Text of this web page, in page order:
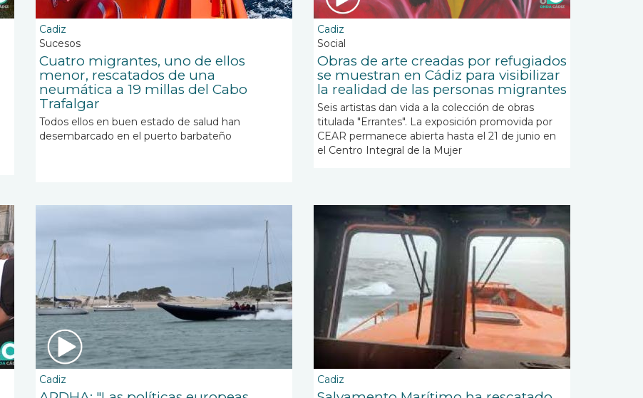
Cadiz
Sucesos
Cuatro migrantes, uno de ellos
menor, rescatados de una
neumática a 19 millas del Cabo
Trafalgar
Todos ellos en buen estado de salud han
desembarcado en el puerto barbateño
Cadiz
Social
Obras de arte creadas por refugiados
se muestran en Cádiz para visibilizar
la realidad de las personas migrantes
Seis artistas dan vida a la colección de obras
titulada "Errantes". La exposición promovida por
CEAR permanece abierta hasta el 21 de junio en
el Centro Integral de la Mujer
Cadiz Cadiz